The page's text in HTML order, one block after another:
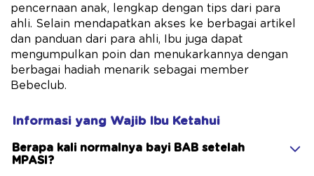
pencernaan anak, lengkap dengan tips dari para
ahli. Selain mendapatkan akses ke berbagai artikel
dan panduan dari para ahli, Ibu juga dapat
mengumpulkan poin dan menukarkannya dengan
berbagai hadiah menarik sebagai member
Bebeclub.
Informasi yang Wajib Ibu Ketahui
Berapa kali normalnya bayi BAB setelah
MPASI?